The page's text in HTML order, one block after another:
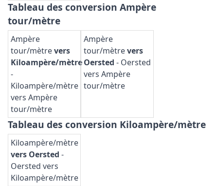
Tableau des conversion Ampère
tour/mètre
Ampère
tour/mètrevers
Kiloampère/mètre
-
Kiloampère/mètre
vers Ampère
tour/mètre
Ampère
tour/mètrevers
Oersted - Oersted
vers Ampère
tour/mètre
Tableau des conversion Kiloampère/mètre
Kiloampère/mètre
vers Oersted -
Oersted vers
Kiloampère/mètre